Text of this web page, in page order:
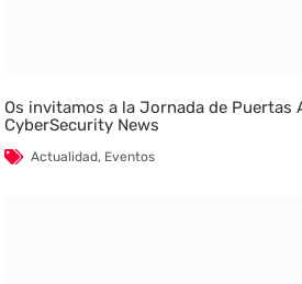
Os invitamos a la Jornada de Puertas
CyberSecurity News
Actualidad, Eventos